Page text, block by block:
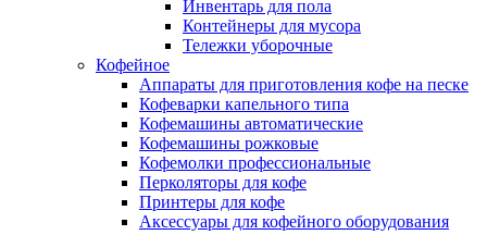
Инвентарь для пола
Контейнеры для мусора
Тележки уборочные
Кофейное
Аппараты для приготовления кофе на песке
Кофеварки капельного типа
Кофемашины автоматические
Кофемашины рожковые
Кофемолки профессиональные
Перколяторы для кофе
Принтеры для кофе
Аксессуары для кофейного оборудования